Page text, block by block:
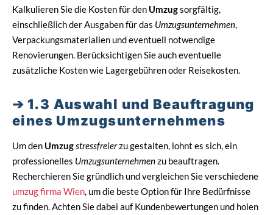
Kalkulieren Sie die Kosten für den Umzugsorgfältig,
einschließlich der Ausgaben für das Umzugsunternehmen,
Verpackungsmaterialien und eventuell notwendige
Renovierungen. Berücksichtigen Sie auch eventuelle
zusätzliche Kosten wie Lagergebühren oder Reisekosten.
1.3 Auswahl und Beauftragung
eines Umzugsunternehmens
Um den Umzugstressfreierzu gestalten, lohnt es sich, ein
professionelles Umzugsunternehmenzu beauftragen.
Recherchieren Sie gründlich und vergleichen Sie verschiedene
umzug firma Wien, um die beste Option für Ihre Bedürfnisse
zu finden. Achten Sie dabei auf Kundenbewertungen und holen